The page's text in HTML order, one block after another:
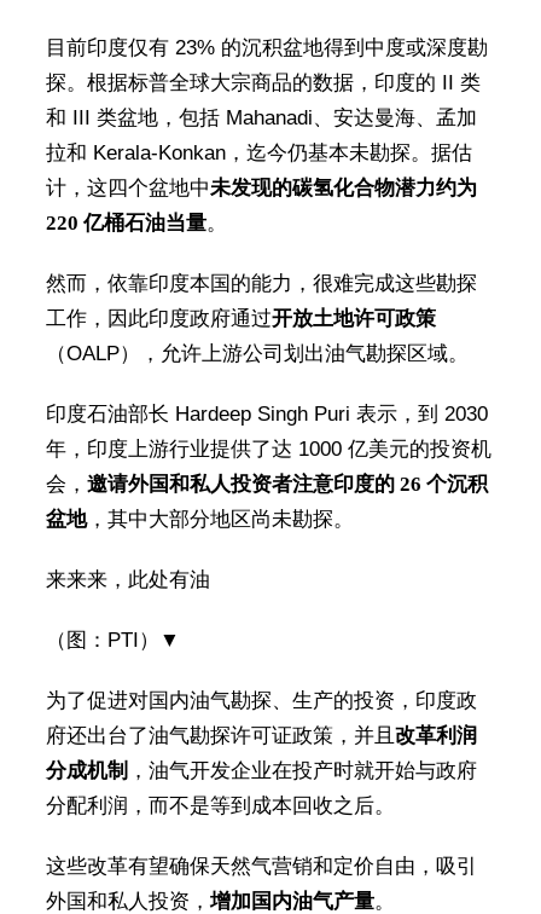
目前印度仅有 23% 的沉积盆地得到中度或深度勘
探。根据标普全球大宗商品的数据，印度的 II 类
和 III 类盆地，包括 Mahanadi、安达曼海、孟加
拉和 Kerala-Konkan，迄今仍基本未勘探。据估
计，这四个盆地中未发现的碳氢化合物潜力约为
220 亿桶石油当量。
然而，依靠印度本国的能力，很难完成这些勘探
工作，因此印度政府通过开放土地许可政策
（OALP），允许上游公司划出油气勘探区域。
印度石油部长 Hardeep Singh Puri 表示，到 2030
年，印度上游行业提供了达 1000 亿美元的投资机
会， 邀请外国和私人投资者注意印度的 26 个沉积
盆地，其中大部分地区尚未勘探。
来来来，此处有油
（图：PTI）▼
为了促进对国内油气勘探、生产的投资，印度政
府还出台了油气勘探许可证政策，并且 改革利润
分成机制 ，油气开发企业在投产时就开始与政府
分配利润，而不是等到成本回收之后。
这些改革有望确保天然气营销和定价自由，吸引
外国和私人投资， 增加国内油气产量。